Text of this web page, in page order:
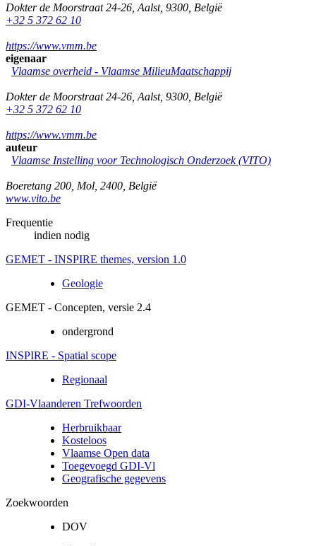
Dokter de Moorstraat 24-26 Aalst, 9300 België
+32 5 372 62 10
https://www.vmm.be
eigenaar
Vlaamse overheid - Vlaamse MilieuMaatschappij
Dokter de Moorstraat 24-26 Aalst, 9300 België
+32 5 372 62 10
https://www.vmm.be
auteur
Vlaamse Instelling voor Technologisch Onderzoek (VITO)
Boeretang 200 Mol 2400 België
www.vito.be
Frequentie
indien nodig
GEMET - INSPIRE themes, version 1.0
Geologie
GEMET - Concepten, versie 2.4
ondergrond
INSPIRE - Spatial scope
Regionaal
GDI-Vlaanderen Trefwoorden
Herbruikbaar
Kosteloos
Vlaamse Open data
Toegevoegd GDI-Vl
Geografische gegevens
Zoekwoorden
DOV